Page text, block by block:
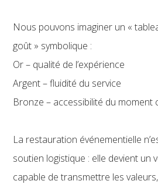
Nous pouvons imaginer un «
goût » symbolique :
Or – qualité de l’expérience
Argent – fluidité du service
Bronze – accessibilité du moment
La restauration événementielle
soutien logistique : elle devient un
capable de transmettre les